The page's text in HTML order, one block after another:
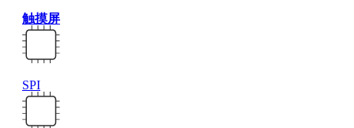
触摸屏
SPI